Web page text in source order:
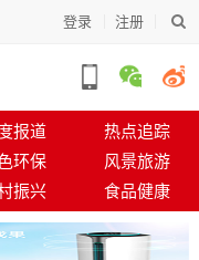
登录 注册
报道
热点追踪
环保
风景旅游
振兴 食品健康